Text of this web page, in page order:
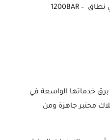
وS&V, P&V, D.W.T وإلخ… )في نطاق 1200BAR –
خدماتها الواسعة في
مختبر جاهزة ومن